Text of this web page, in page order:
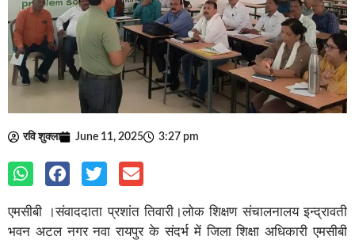
रवि शुक्ला June 11, 2025 3:27 pm
एमसीबी ।संवाददाता प्रशांत तिवारी।लोक शिक्षण संचालनालय इन्द्रावती
भवन अटल नगर नवा रायपुर के संदर्भ में जिला शिक्षा अधिकारी एमसीबी